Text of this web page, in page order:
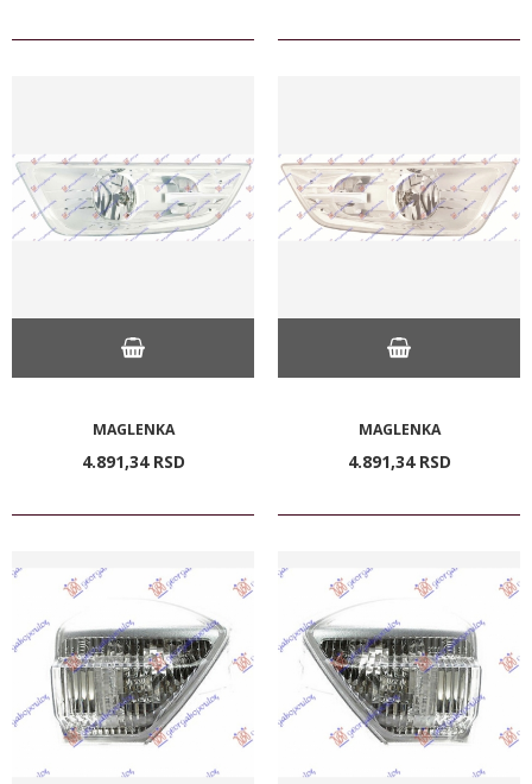
MAGLENKA
4.891,34 RSD
MAGLENKA
4.891,34 RSD